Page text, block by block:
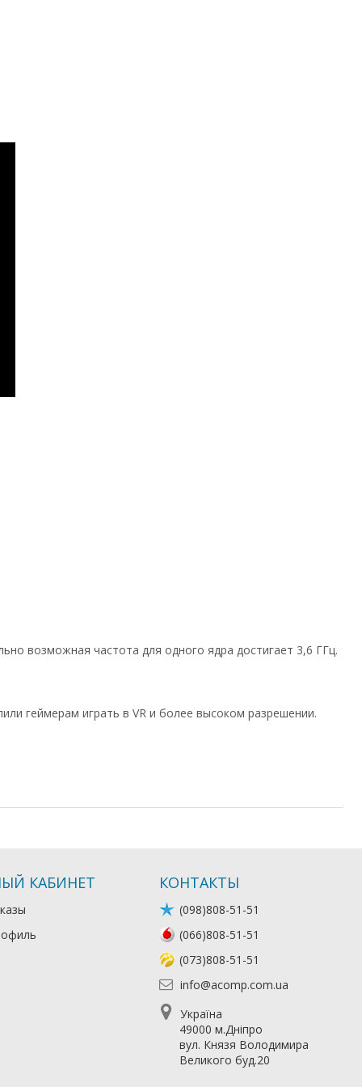
возможная частота для одного ядра достигает 3,6 ГГц.
геймерам играть в VR и более высоком разрешении.
КАБИНЕТ КОНТАКТЫ
(098)808-51-51
(066)808-51-51
(073)808-51-51
info@acomp.com.ua
Україна
49000 м.Дніпро
вул. Князя Володимира
Великого буд.20